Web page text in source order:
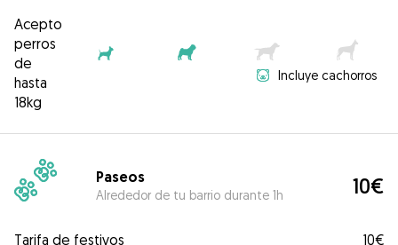
Acepto
perros
de
hasta
18kg
Incluye cachorros
Paseos
Alrededor de tu barrio durante 1h 10€
Tarifa de festivos
10€